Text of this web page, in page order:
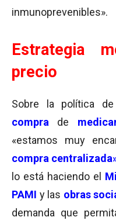
inmunoprevenibles».
Estrategia
precio
Sobre la política de
compra de
«estamos muy
compra
lo está haciendo el
PAMI y las obras
demanda que